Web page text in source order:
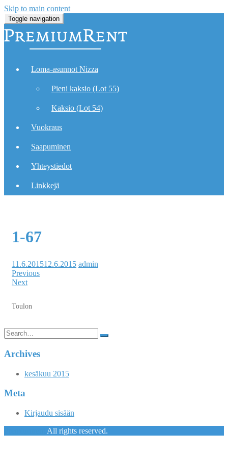
Skip to main content
Toggle navigation
Loma-asunnot Nizza
Pieni kaksio (Lot 55)
Kaksio (Lot 54)
Vuokraus
Saapuminen
Yhteystiedot
Linkkejä
1-67
11.6.201512.6.2015 admin
Previous
Next
Toulon
Search
for:
Archives
kesäkuu 2015
Meta
Kirjaudu sisään
All rights reserved.